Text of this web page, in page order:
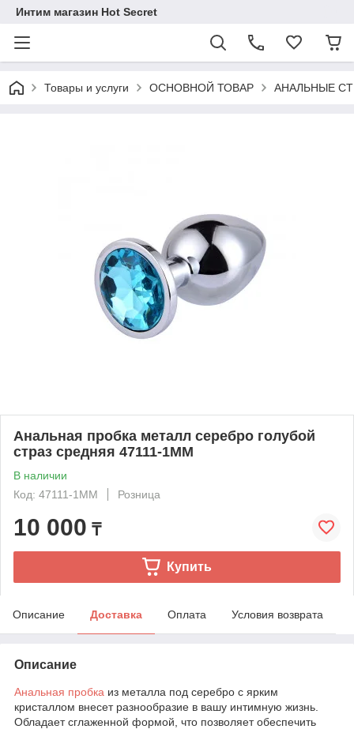
Интим магазин Hot Secret
Товары и услуги ОСНОВНОЙ ТОВАР АНАЛЬНЫЕ
Анальная пробка металл серебро голубой
страз средняя 47111-1MM
В наличии
Код: 47111-1MM
Розница
10 000 ₸
Купить
Описание Доставка Оплата Условия возврата
Описание
Анальная пробка из металла под серебро с ярким
кристаллом внесет разнообразие в вашу интимную жизнь.
Обладает сглаженной формой, что позволяет обеспечить